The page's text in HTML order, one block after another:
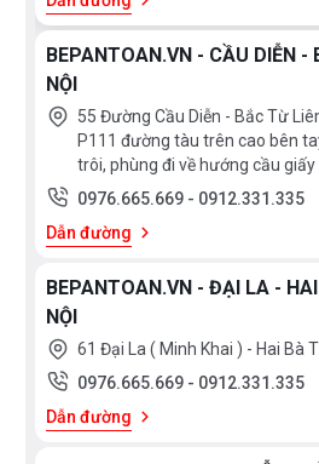
BEPANTOAN.VN - CẦU DIỄN -
NỘI
55 Đường Cầu Diễn - Bắc Từ
P111 đường tàu trên cao bên
trôi, phùng đi về hướng cầu giấy
0976.665.669 - 0912.331.335
Dẫn đường
BEPANTOAN.VN - ĐẠI LA -
NỘI
61 Đại La ( Minh Khai ) - Hai Bà
0976.665.669 - 0912.331.335
Dẫn đường